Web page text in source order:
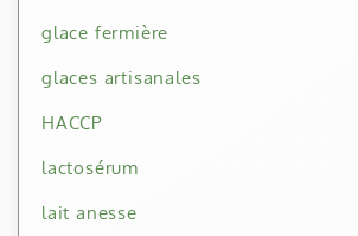
glace fermière
glaces artisanales
HACCP
lactosérum
lait anesse